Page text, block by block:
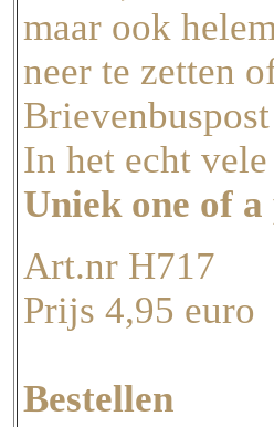
maar ook
neer te zetten
Brievenbuspost
In het echt
Uniek one of
Art.nr H717
Prijs 4,95 euro
Bestellen